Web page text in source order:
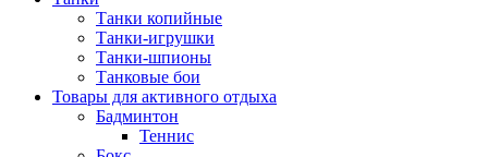
Танки копийные
Танки-игрушки
Танки-шпионы
Танковые бои
Товары для активного отдыха
Бадминтон
Теннис